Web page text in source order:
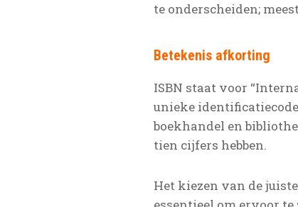
te onderscheiden;
Betekenis afkorting
ISBN staat voor
unieke
boekhandel en
tien cijfers hebben.
Het kiezen van de